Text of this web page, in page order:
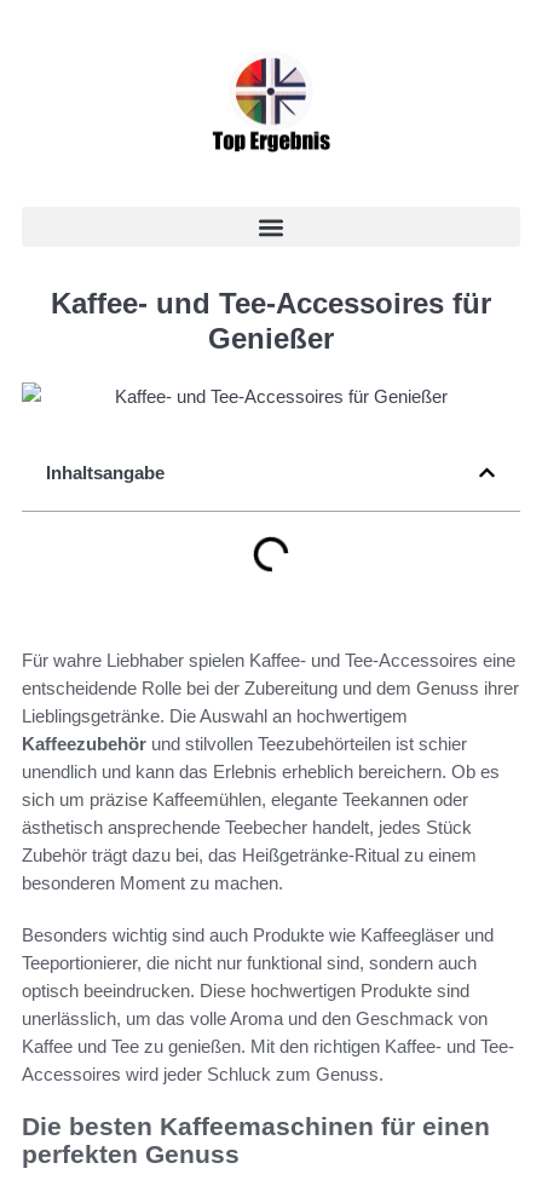
Kaffee- und Tee-Accessoires für
Genießer
Inhaltsangabe
Für wahre Liebhaber spielen Kaffee- und Tee-Accessoires eine
entscheidende Rolle bei der Zubereitung und dem Genuss ihrer
Lieblingsgetränke. Die Auswahl an hochwertigem
Kaffeezubehör und stilvollen Teezubehörteilen ist schier
unendlich und kann das Erlebnis erheblich bereichern. Ob es
sich um präzise Kaffeemühlen, elegante Teekannen oder
ästhetisch ansprechende Teebecher handelt, jedes Stück
Zubehör trägt dazu bei, das Heißgetränke-Ritual zu einem
besonderen Moment zu machen.
Besonders wichtig sind auch Produkte wie Kaffeegläser und
Teeportionierer, die nicht nur funktional sind, sondern auch
optisch beeindrucken. Diese hochwertigen Produkte sind
unerlässlich, um das volle Aroma und den Geschmack von
Kaffee und Tee zu genießen. Mit den richtigen Kaffee- und Tee-
Accessoires wird jeder Schluck zum Genuss.
Die besten Kaffeemaschinen für einen
perfekten Genuss